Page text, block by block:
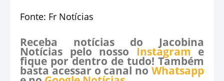
Fonte: Fr Notícias
Receba notícias do Jacobina
Notícias pelo nosso Instagram e
fique por dentro de tudo! Também
basta acessar o canal no Whatsapp